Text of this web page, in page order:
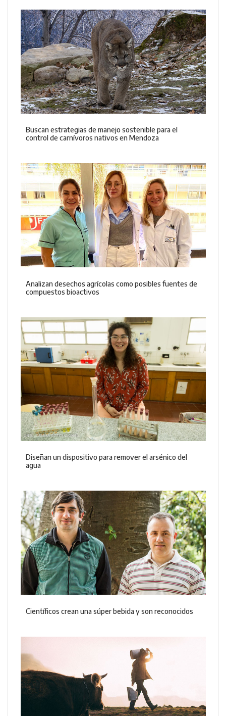
Buscan estrategias de manejo sostenible para el
control de carnívoros nativos en Mendoza
Analizan desechos agrícolas como posibles fuentes de
compuestos bioactivos
Diseñan un dispositivo para remover el arsénico del
agua
Científicos crean una súper bebida y son reconocidos